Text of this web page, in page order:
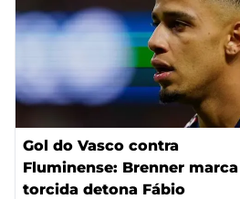
Gol do Vasco contra
Fluminense: Brenner
torcida detona Fábio